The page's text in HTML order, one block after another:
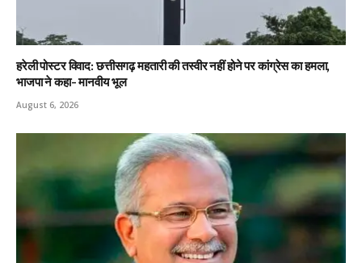
हरेली पोस्टर विवाद: छत्तीसगढ़ महतारी की तस्वीर नहीं होने पर कांग्रेस का हमला,
भाजपा ने कहा- मानवीय भूल
August 6, 2026